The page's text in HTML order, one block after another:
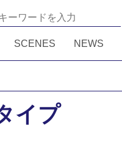
SCENES NEWS
イプ